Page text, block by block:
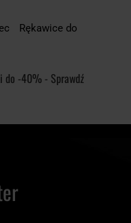
Rękawice do